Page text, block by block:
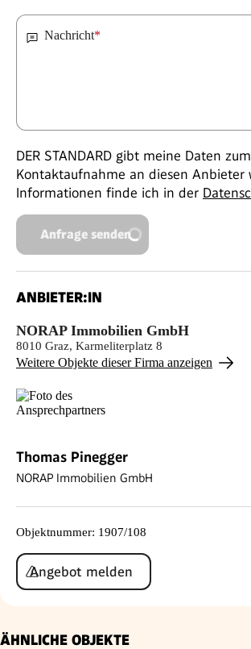
Nachricht*
DER STANDARD gibt meine Daten
Kontaktaufnahme an diesen Anbieter
Informationen finde ich in der
Anfrage senden
ANBIETER:IN
NORAP Immobilien GmbH
8010 Graz, Karmeliterplatz 8
Weitere Objekte dieser Firma anzeigen
Thomas Pinegger
NORAP Immobilien GmbH
Objektnummer: 1907/108
Angebot melden
ÄHNLICHE OBJEKTE